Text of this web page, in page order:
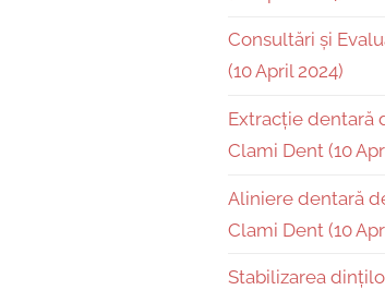
Consultări și
(10 April 2024)
Extracție dentară
Clami Dent (10
Aliniere dentară
Clami Dent (10
Stabilizarea